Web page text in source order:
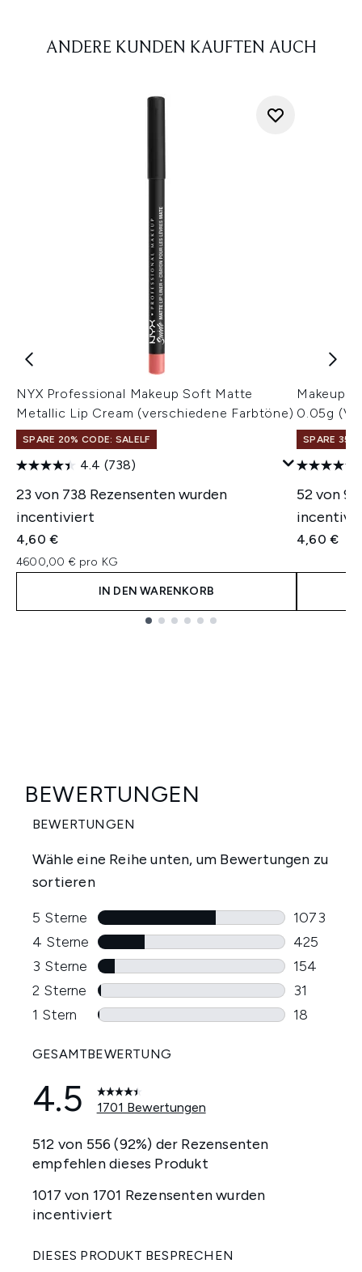
ANDERE KUNDEN KAUFTEN AUCH
NYX Professional Makeup Soft Matte
Metallic Lip Cream (verschiedene Farbtöne)
SPARE 20% CODE: SALELF
4.4 (738)
23 von 738 Rezensenten wurden
incentiviert
4,60 €
4600,00 € pro KG
IN DEN WARENKORB
Makeup
0.05g
SPARE 35%
52 von
4,60 €